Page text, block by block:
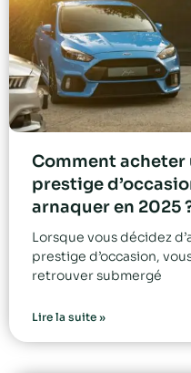
Comment acheter
prestige
arnaquer en 2025
Lorsque vous décidez
prestige d’occasion,
retrouver submergé
Lire la suite »